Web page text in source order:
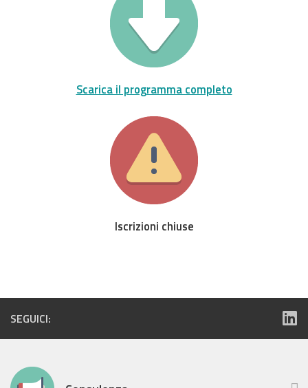
Scarica il programma completo
Iscrizioni chiuse
SEGUICI: